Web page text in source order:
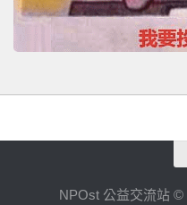
NPOst 公益交流站 ©